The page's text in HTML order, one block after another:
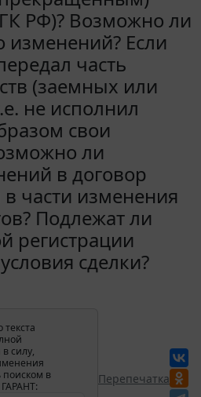
ГК РФ)? Возможно ли
изменений? Если
часть
(заемных или
не исполнил
свои
ли
в договор
части изменения
Подлежат ли
регистрации
сделки?
силу,
поиском в
Перепечатка